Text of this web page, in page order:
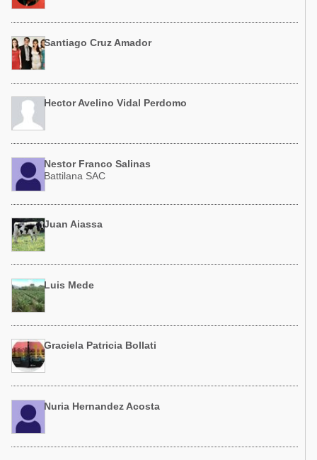
Santiago Cruz Amador
Hector Avelino Vidal Perdomo
Nestor Franco Salinas
Battilana SAC
Juan Aiassa
Luis Mede
Graciela Patricia Bollati
Nuria Hernandez Acosta